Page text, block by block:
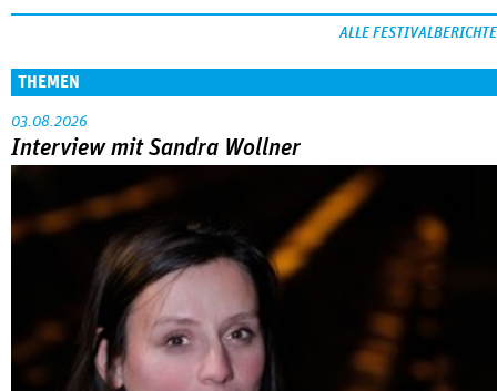
ALLE FESTIVALBERICHTE
THEMEN
03.08.2026
Interview mit Sandra Wollner